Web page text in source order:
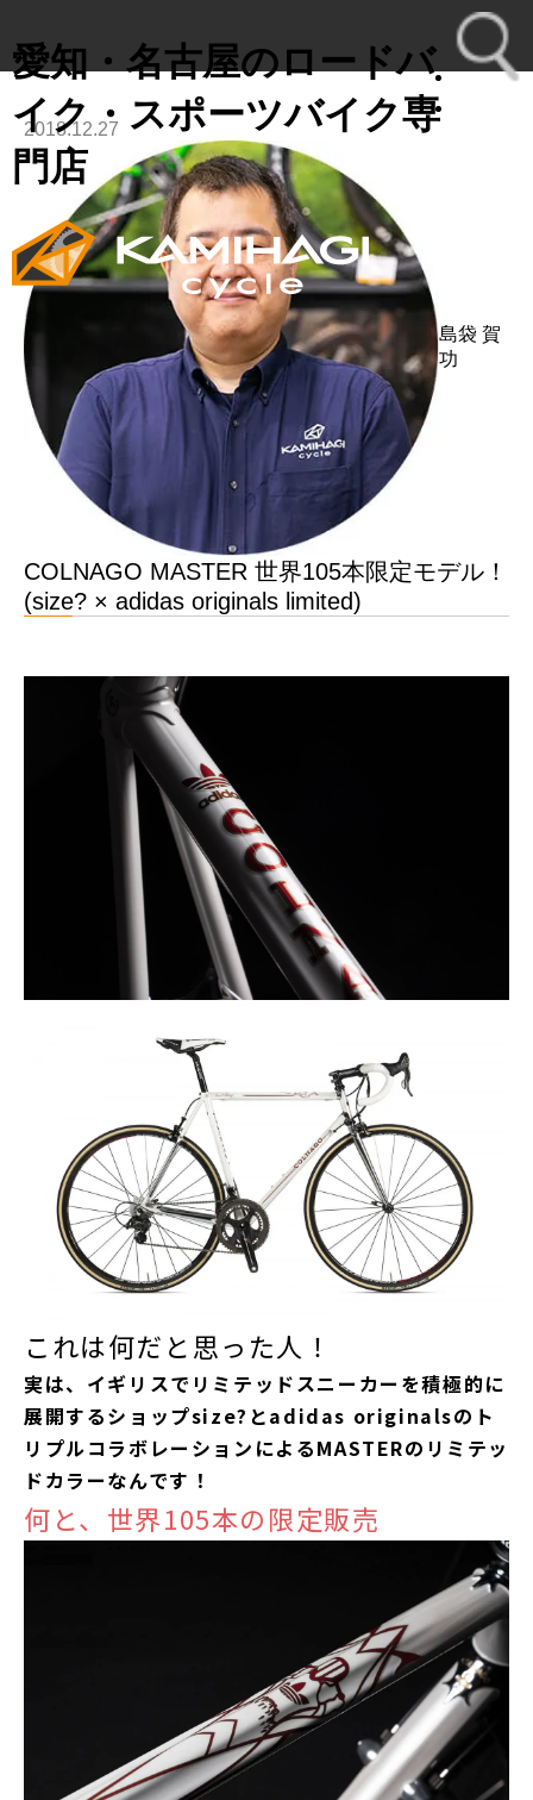
愛知・名古屋のロードバ
イク・スポーツバイク専
門店
2018.12.27
島袋 賀
功
COLNAGO MASTER 世界105本限定モデル！
(size? × adidas originals limited)
これは何だと思った人！
実は、イギリスでリミテッドスニーカーを積極的に
展開するショップsize?とadidas originalsのト
リプルコラボレーションによるMASTERのリミテッ
ドカラーなんです！
何と、世界105本の限定販売